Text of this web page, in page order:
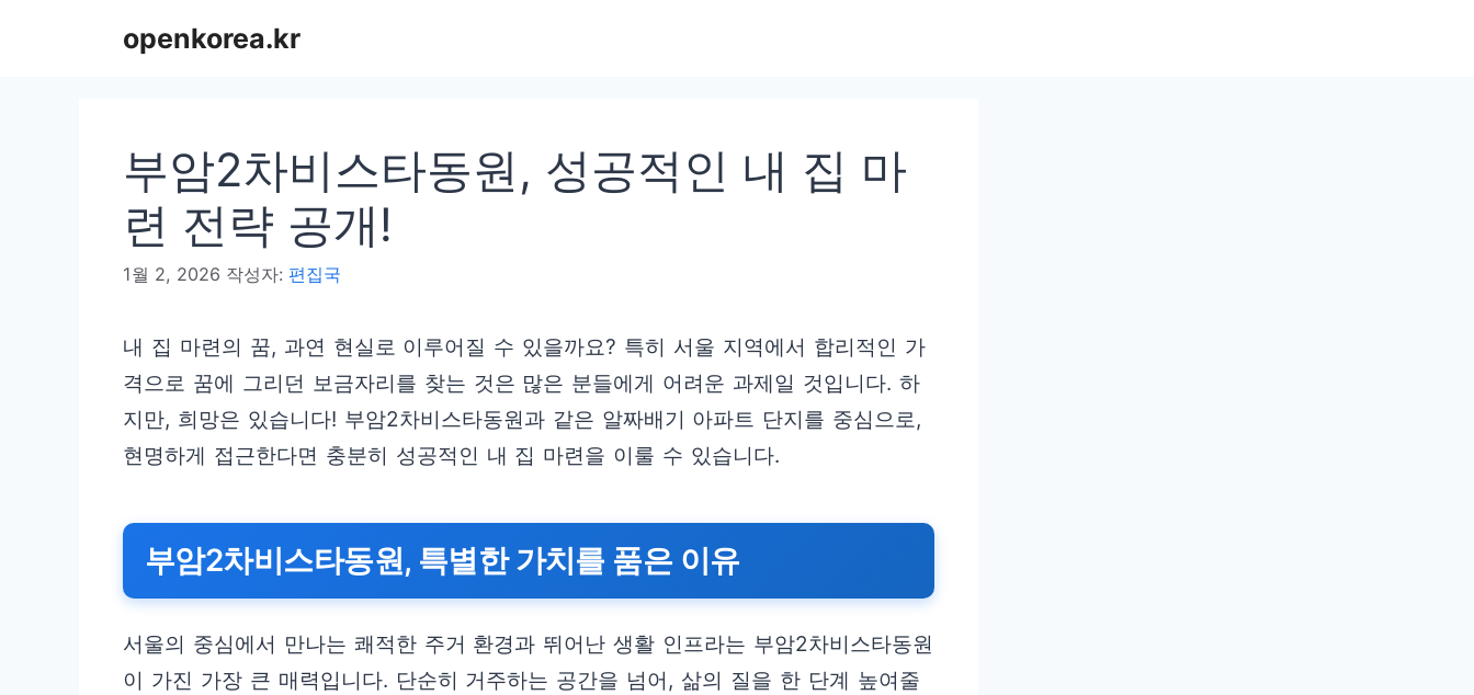
openkorea.kr
부암2차비스타동원, 성공적인 내 집 마
련 전략 공개!
1월 2, 2026 작성자: 편집국
내 집 마련의 꿈, 과연 현실로 이루어질 수 있을까요? 특히 서울 지역에서 합리적인 가
격으로 꿈에 그리던 보금자리를 찾는 것은 많은 분들에게 어려운 과제일 것입니다. 하
지만, 희망은 있습니다! 부암2차비스타동원과 같은 알짜배기 아파트 단지를 중심으로,
현명하게 접근한다면 충분히 성공적인 내 집 마련을 이룰 수 있습니다.
부암2차비스타동원, 특별한 가치를 품은 이유
서울의 중심에서 만나는 쾌적한 주거 환경과 뛰어난 생활 인프라는 부암2차비스타동원
이 가진 가장 큰 매력입니다. 단순히 거주하는 공간을 넘어, 삶의 질을 한 단계 높여줄